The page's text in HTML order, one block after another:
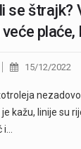
se
15/12/2022
kažu, linije su